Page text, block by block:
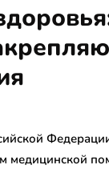
медицинской